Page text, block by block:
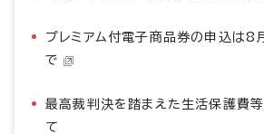
プレミアム付電子商品券の申込は8
で
最高裁判決を踏まえた生活保護費
て